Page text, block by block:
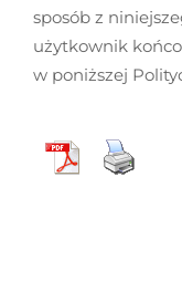
KONTAKT
sposób z
użytkownik
w poniższej